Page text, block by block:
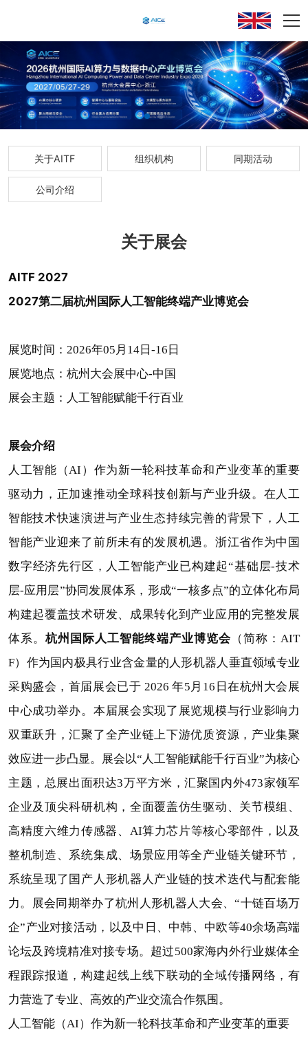
关于AITF 组织机构 同期活动
公司介绍
关于展会
AITF 2027
2027第二届杭州国际人工智能终端产业博览会
展览时间：2026年05月14日-16日
展览地点：杭州大会展中心-中国
展会主题：人工智能赋能千行百业
展会介绍
人工智能（AI）作为新一轮科技革命和产业变革的重要
驱动力，正加速推动全球科技创新与产业升级。在人工
智能技术快速演进与产业生态持续完善的背景下，人工
智能产业迎来了前所未有的发展机遇。 浙江省作为中国
数字经济先行区，人工智能产业已构建起“基础层-技术
层-应用层”协同发展体系，形成“一核多点”的立体化布局
构建起覆盖技术研发、成果转化到产业应用的完整发展
体系。 杭州国际人工智能终端产业博览会 （简称：AIT
F）作为国内极具行业含金量的人形机器人垂直领域专业
采购盛会，首届展会已于 2026 年5月16日在杭州大会展
中心成功举办。本届展会实现了展览规模与行业影响力
双重跃升，汇聚了全产业链上下游优质资源，产业集聚
效应进一步凸显。展会以“ 人工智能赋能千行百业”为核心
主题，总展出面积达3万平方米，汇聚国内外473家领军
企业及顶尖科研机构，全面覆盖仿生驱动、关节模组、
高精度六维力传感器、AI算力芯片等核心零部件，以及
整机制造、系统集成、场景应用等全产业链关键环节，
系统呈现了国产人形机器人产业链的技术迭代与配套能
力。展会同期举办了杭州人形机器人大会、“十链百场万
企”产业对接活动，以及中日、中韩、中欧等40余场高端
论坛及跨境精准对接专场。超过500家海内外行业媒体全
程跟踪报道，构建起线上线下联动的全域传播网络，有
力营造了专业、高效的产业交流合作氛围。
人工智能（AI）作为新一轮科技革命和产业变革的重要